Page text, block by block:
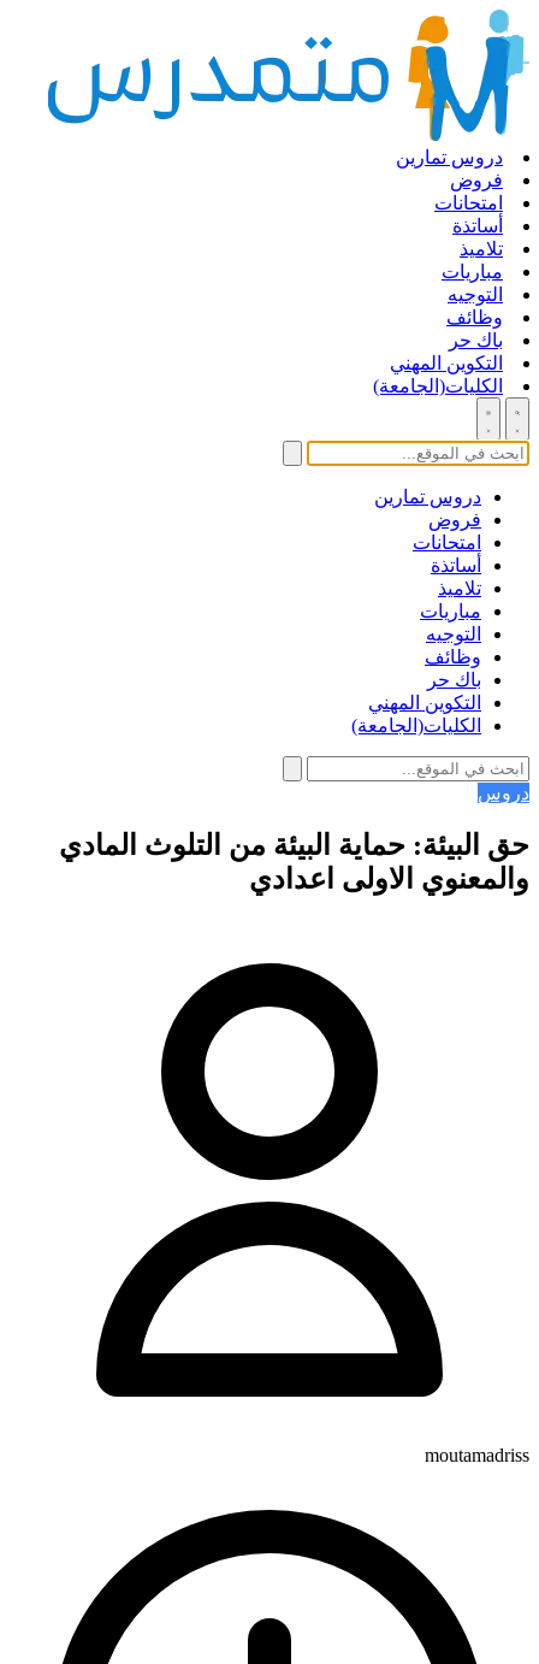
دروس تمارين
فروض
امتحانات
أساتذة
تلاميذ
مباريات
التوجيه
وظائف
باك حر
التكوين المهني
الكليات(الجامعة)
دروس تمارين
فروض
امتحانات
أساتذة
تلاميذ
مباريات
التوجيه
وظائف
باك حر
التكوين المهني
الكليات(الجامعة)
دروس
حق البيئة: حماية البيئة من التلوث المادي
والمعنوي الاولى اعدادي
moutamadriss